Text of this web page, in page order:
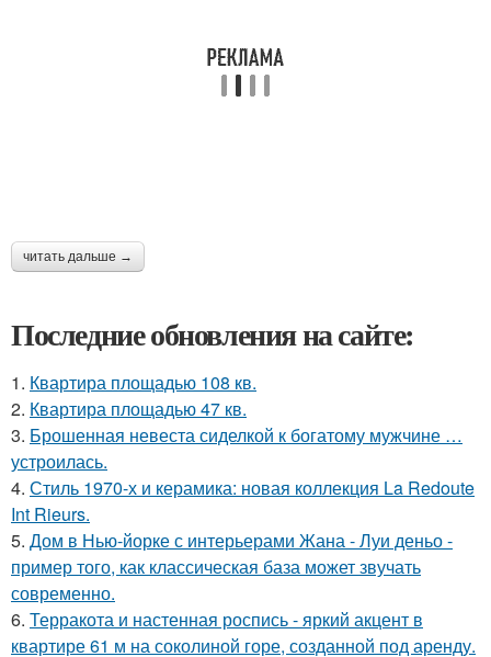
читать дальше →
Последние обновления на сайте:
1. Квартира площадью 108 кв.
2. Квартира площадью 47 кв.
3. Брошенная невеста сиделкой к богатому мужчине …
устроилась.
4. Стиль 1970-х и керамика: новая коллекция La Redoute
Int Rieurs.
5. Дом в Нью-йорке с интерьерами Жана - Луи деньо -
пример того, как классическая база может звучать
современно.
6. Терракота и настенная роспись - яркий акцент в
квартире 61 м на соколиной горе, созданной под аренду.